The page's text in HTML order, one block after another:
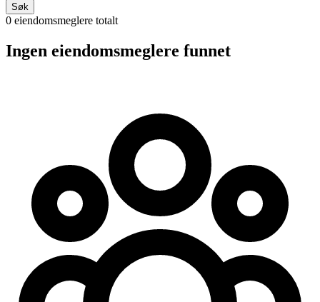
Søk
0 eiendomsmeglere totalt
Ingen eiendomsmeglere funnet